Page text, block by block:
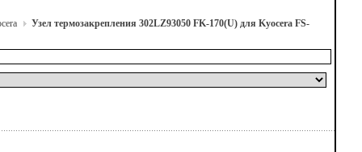
Узел термозакрепления 302LZ93050 FK-170(U) для Kyocera FS-